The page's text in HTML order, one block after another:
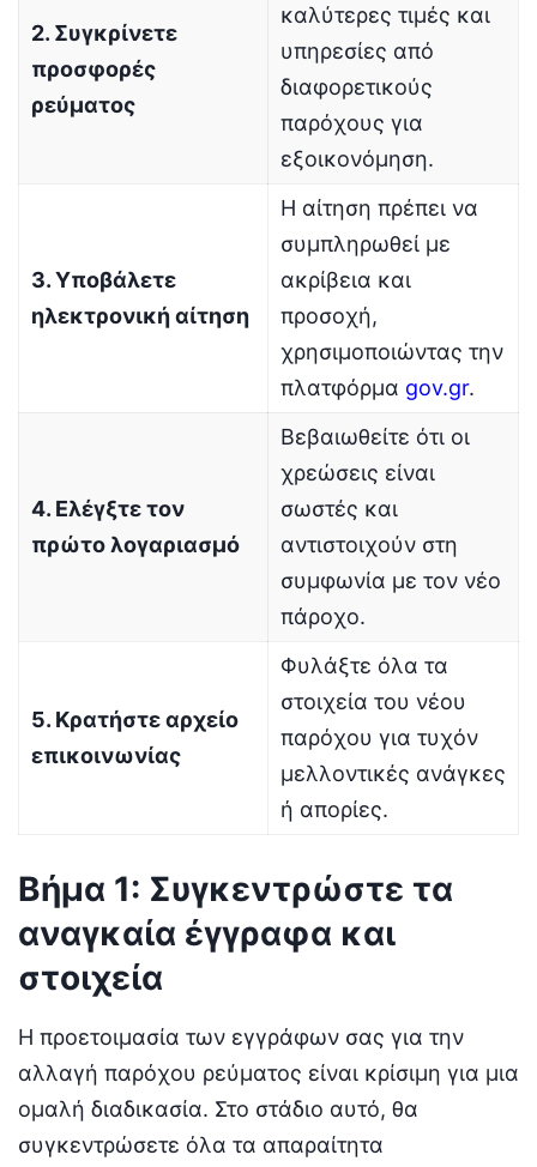
2. Συγκρίνετε
προσφορές
ρεύματος
καλύτερες τιμές και
υπηρεσίες από
διαφορετικούς
παρόχους για
εξοικονόμηση.
3. Υποβάλετε
ηλεκτρονική αίτηση
Η αίτηση πρέπει να
συμπληρωθεί με
ακρίβεια και
προσοχή,
χρησιμοποιώντας την
πλατφόρμα gov.gr.
4. Ελέγξτε τον
πρώτο λογαριασμό
Βεβαιωθείτε ότι οι
χρεώσεις είναι
σωστές και
αντιστοιχούν στη
συμφωνία με τον νέο
πάροχο.
5. Κρατήστε αρχείο
επικοινωνίας
Φυλάξτε όλα τα
στοιχεία του νέου
παρόχου για τυχόν
μελλοντικές ανάγκες
ή απορίες.
Βήμα 1: Συγκεντρώστε τα
αναγκαία έγγραφα και
στοιχεία
Η προετοιμασία των εγγράφων σας για την
αλλαγή παρόχου ρεύματος είναι κρίσιμη για μια
ομαλή διαδικασία. Στο στάδιο αυτό, θα
συγκεντρώσετε όλα τα απαραίτητα